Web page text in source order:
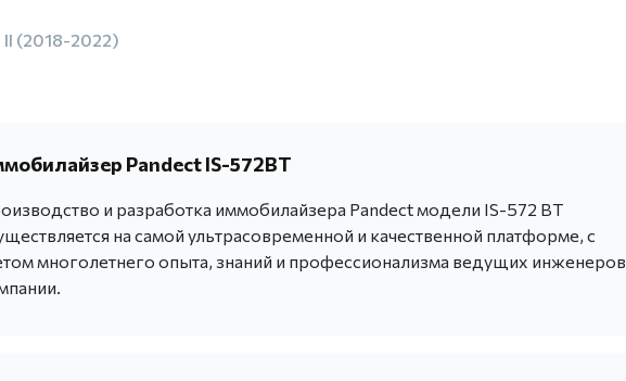
II (2018-2022)
Pandect IS-572BT
и разработка иммобилайзера Pandect модели IS-572 BT
на самой ультрасовременной и качественной платформе, с
многолетнего опыта, знаний и профессионализма ведущих инженеров